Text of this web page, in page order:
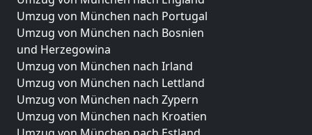
Umzug von München nach Portugal
Umzug von München nach Bosnien
und Herzegowina
Umzug von München nach Irland
Umzug von München nach Lettland
Umzug von München nach Zypern
Umzug von München nach Kroatien